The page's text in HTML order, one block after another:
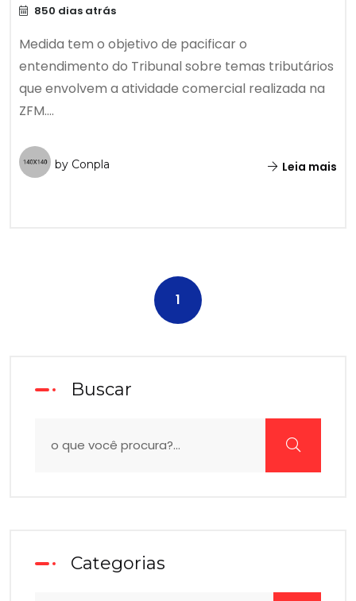
850 dias atrás
Medida tem o objetivo de pacificar o
entendimento do Tribunal sobre temas tributários
que envolvem a atividade comercial realizada na
ZFM....
by Conpla Leia mais
1
Buscar
Categorias